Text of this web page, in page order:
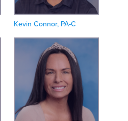
Kevin Connor, PA-C